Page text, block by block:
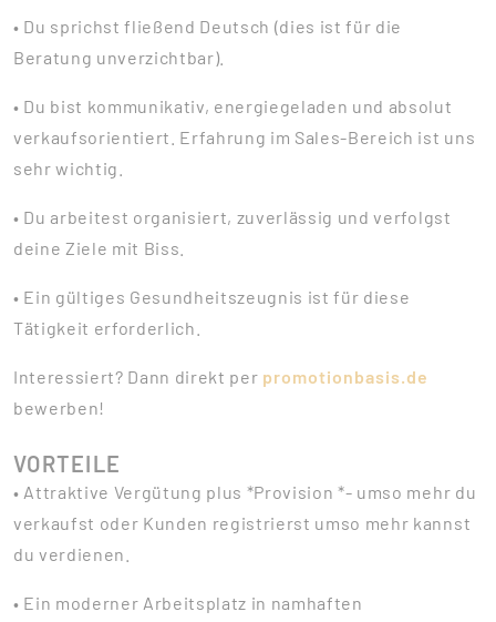
• Du sprichst fließend Deutsch (dies ist für die
Beratung unverzichtbar).
• Du bist kommunikativ, energiegeladen und absolut
verkaufsorientiert. Erfahrung im Sales-Bereich ist uns
sehr wichtig.
• Du arbeitest organisiert, zuverlässig und verfolgst
deine Ziele mit Biss.
• Ein gültiges Gesundheitszeugnis ist für diese
Tätigkeit erforderlich.
Interessiert? Dann direkt per promotionbasis.de
bewerben!
VORTEILE
• Attraktive Vergütung plus *Provision *- umso mehr du
verkaufst oder Kunden registrierst umso mehr kannst
du verdienen.
• Ein moderner Arbeitsplatz in namhaften